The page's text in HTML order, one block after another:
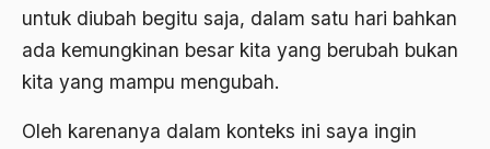
untuk diubah begitu saja, dalam satu hari bahkan
ada kemungkinan besar kita yang berubah bukan
kita yang mampu mengubah.
Oleh karenanya dalam konteks ini saya ingin
Al-Ghazali
Al-Ikhwanu Al-Muslimun
Al-Ikhwanul Muslimin